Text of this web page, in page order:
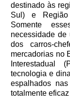
destinado às
Sul) e Região
Somente
necessidade de
dos carros-
mercadorias no
Interestadual
tecnologia e
espalhados
totalmente